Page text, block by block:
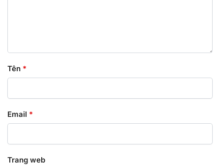
Tên *
Email *
Trang web